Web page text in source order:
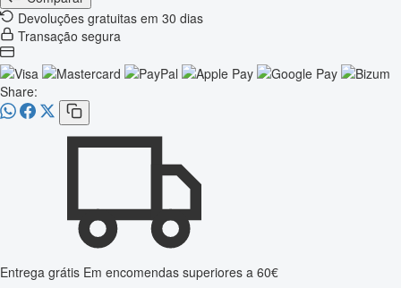
Devoluções gratuitas em 30 dias
Transação segura
Share:
Entrega grátis Em encomendas superiores a 60€